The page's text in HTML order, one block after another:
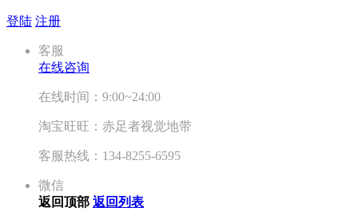
登陆 注册
客服
在线咨询
在线时间：9:00~24:00
淘宝旺旺：赤足者视觉地带
客服热线：134-8255-6595
微信
返回顶部 返回列表